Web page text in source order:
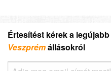
Értesítést kérek a legújabb
Veszprémállásokról